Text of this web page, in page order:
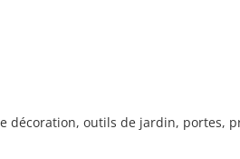
décoration, outils de jardin, portes,